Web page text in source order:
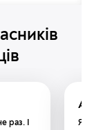
раз. І
Анна
Я